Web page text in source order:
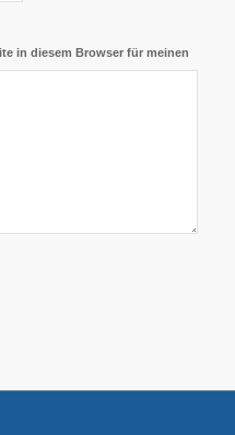
in diesem Browser für meinen